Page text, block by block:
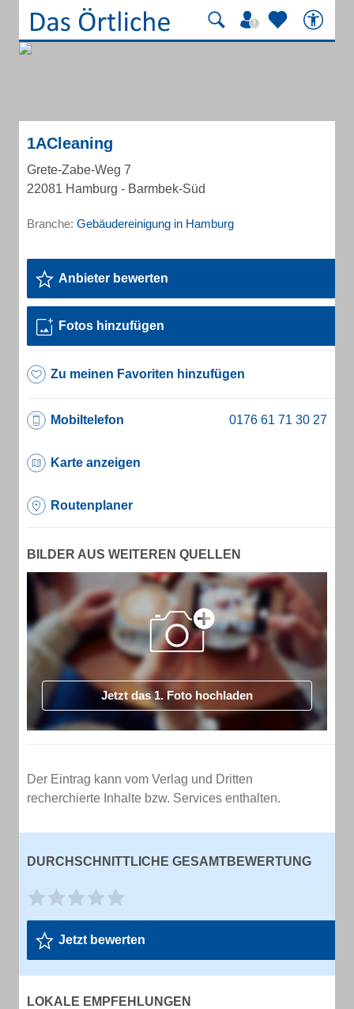
1ACleaning
Grete-Zabe-Weg 7
22081 Hamburg - Barmbek-Süd
Branche: Gebäudereinigung in Hamburg
Anbieter bewerten
Fotos hinzufügen
Zu meinen Favoriten hinzufügen
Mobiltelefon
Karte anzeigen
Routenplaner
BILDER AUS WEITEREN QUELLEN
Jetzt das 1. Foto hochladen
Der Eintrag kann vom Verlag und Dritten
recherchierte Inhalte bzw. Services enthalten.
DURCHSCHNITTLICHE GESAMTBEWERTUNG
Jetzt bewerten
LOKALE EMPFEHLUNGEN